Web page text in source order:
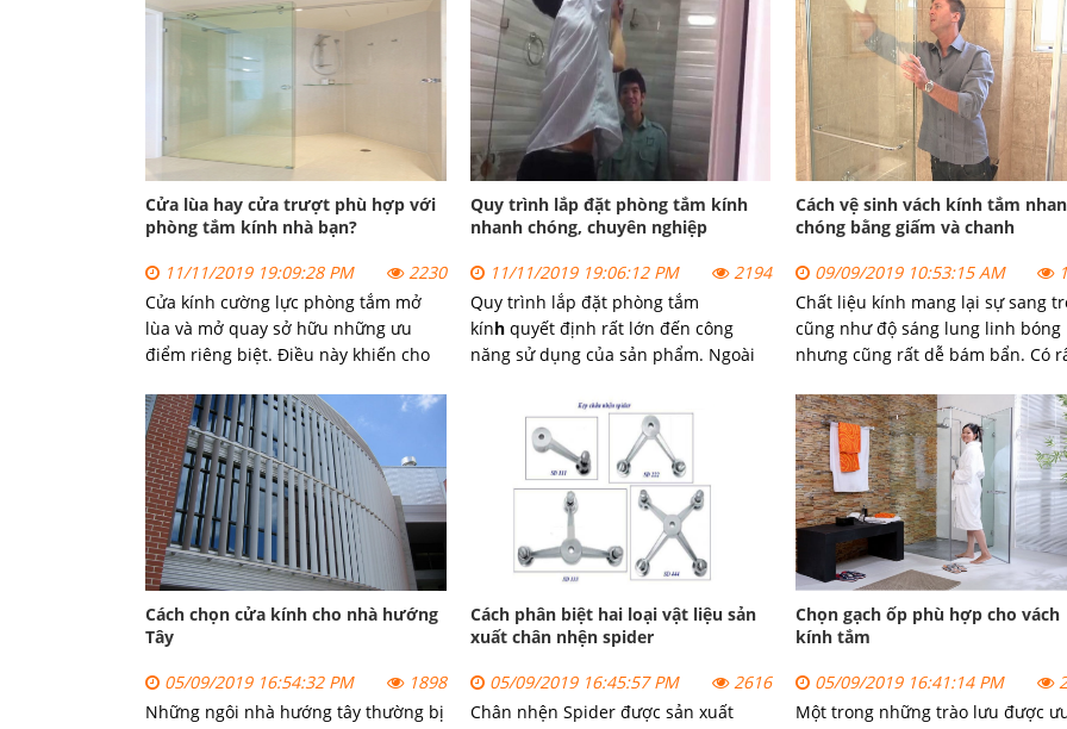
nhau. Lý do là vì dòng sản phẩm có
kết cấu tiện dụng với giá bán rất rẻ.
còn đẹp đến từ thiết kế.
Cửa lùa hay cửa trượt phù hợp với
phòng tắm kính nhà bạn?
11/11/2019 19:09:28 PM
2230
Cửa kính cường lực phòng tắm mở
lùa và mở quay sở hữu những ưu
điểm riêng biệt. Điều này khiến cho
nên lắp đặt dòng sản phẩm nào. Để
tìm được câu trả lời cho mình, bạn
cần căn cứ vào nhiều yếu tố khác
nhau.
Quy trình lắp đặt phòng tắm kính
nhanh chóng, chuyên nghiệp
11/11/2019 19:06:12 PM
2194
Quy trình lắp đặt phòng tắm
kính quyết định rất lớn đến công
năng sử dụng của sản phẩm. Ngoài
tiếp đến vẻ đẹp thẩm mỹ của không
gian lắp đặt. Chính vì vậy bạn cần
tuân thủ nghiêm ngặt các bước thi
công phòng tắm kính chuyên nghiệp.
Cách vệ sinh vách kính tắm
chóng bằng giấm và chanh
09/09/2019 10:53:15 AM
Chất liệu kính mang lại sự sang
cũng như độ sáng lung linh bóng
nhưng cũng rất dễ bám bẩn. Có
nhưng hôm nay chúng tôi xin giới
thiệu cách vệ sinh cửa kính với
và giấm.
Cách chọn cửa kính cho nhà hướng
Tây
05/09/2019 16:54:32 PM
1898
Những ngôi nhà hướng tây thường bị
Cách phân biệt hai loại vật liệu sản
xuất chân nhện spider
05/09/2019 16:45:57 PM
2616
Chân nhện Spider được sản xuất
Chọn gạch ốp phù hợp cho vách
kính tắm
05/09/2019 16:41:14 PM
Một trong những trào lưu được